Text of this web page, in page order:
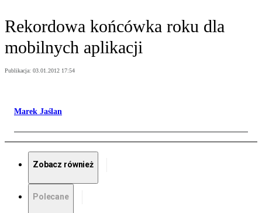
Rekordowa końcówka roku dla
mobilnych aplikacji
Publikacja: 03.01.2012 17:54
Marek Jaślan
Zobacz również
Polecane